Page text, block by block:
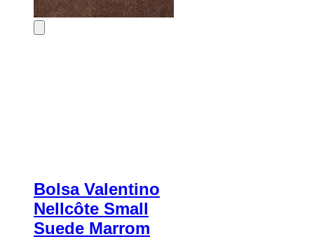
Bolsa Valentino
Nellcôte Small
Suede Marrom